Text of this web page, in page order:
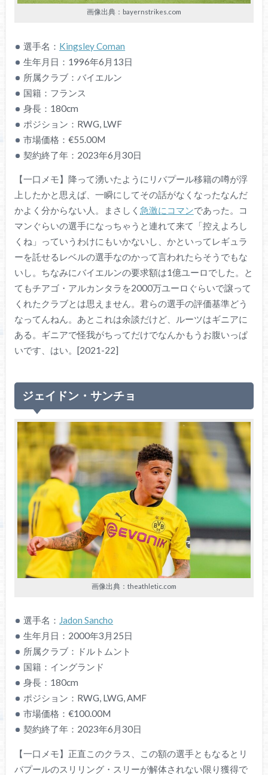
画像出典：bayernstrikes.com
選手名： Kingsley Coman
生年月日：1996年6月13日
所属クラブ：バイエルン
国籍：フランス
身長：180cm
ポジション：RWG, LWF
市場価格：€55.00M
契約終了年：2023年6月30日
【一口メモ】降って湧いたようにリバプール移籍の噂が浮
上したかと思えば、一瞬にしてその話がなくなったなんだ
かよく分からない人。まさしく 急激にコマンであった。コ
マンぐらいの選手になっちゃうと連れて来て「控えよろし
くね」っていうわけにもいかないし、かといってレギュラ
ーを託せるレベルの選手なのかって言われたらそうでもな
いし。ちなみにバイエルンの要求額は1億ユーロでした。と
てもチアゴ・アルカンタラを2000万ユーロぐらいで譲って
くれたクラブとは思えません。君らの選手の評価基準どう
なってんねん。あとこれは余談だけど、ルーツはギニアに
ある。ギニアで怪我がちってだけでなんかもうお腹いっぱ
いです、はい。[2021-22]
ジェイドン・サンチョ
画像出典：theathletic.com
選手名： Jadon Sancho
生年月日：2000年3月25日
所属クラブ：ドルトムント
国籍：イングランド
身長：180cm
ポジション：RWG, LWG, AMF
市場価格：€100.00M
契約終了年：2023年6月30日
【一口メモ】正直このクラス、この額の選手ともなるとリ
バプールのスリリング・スリーが解体されない限り獲得で